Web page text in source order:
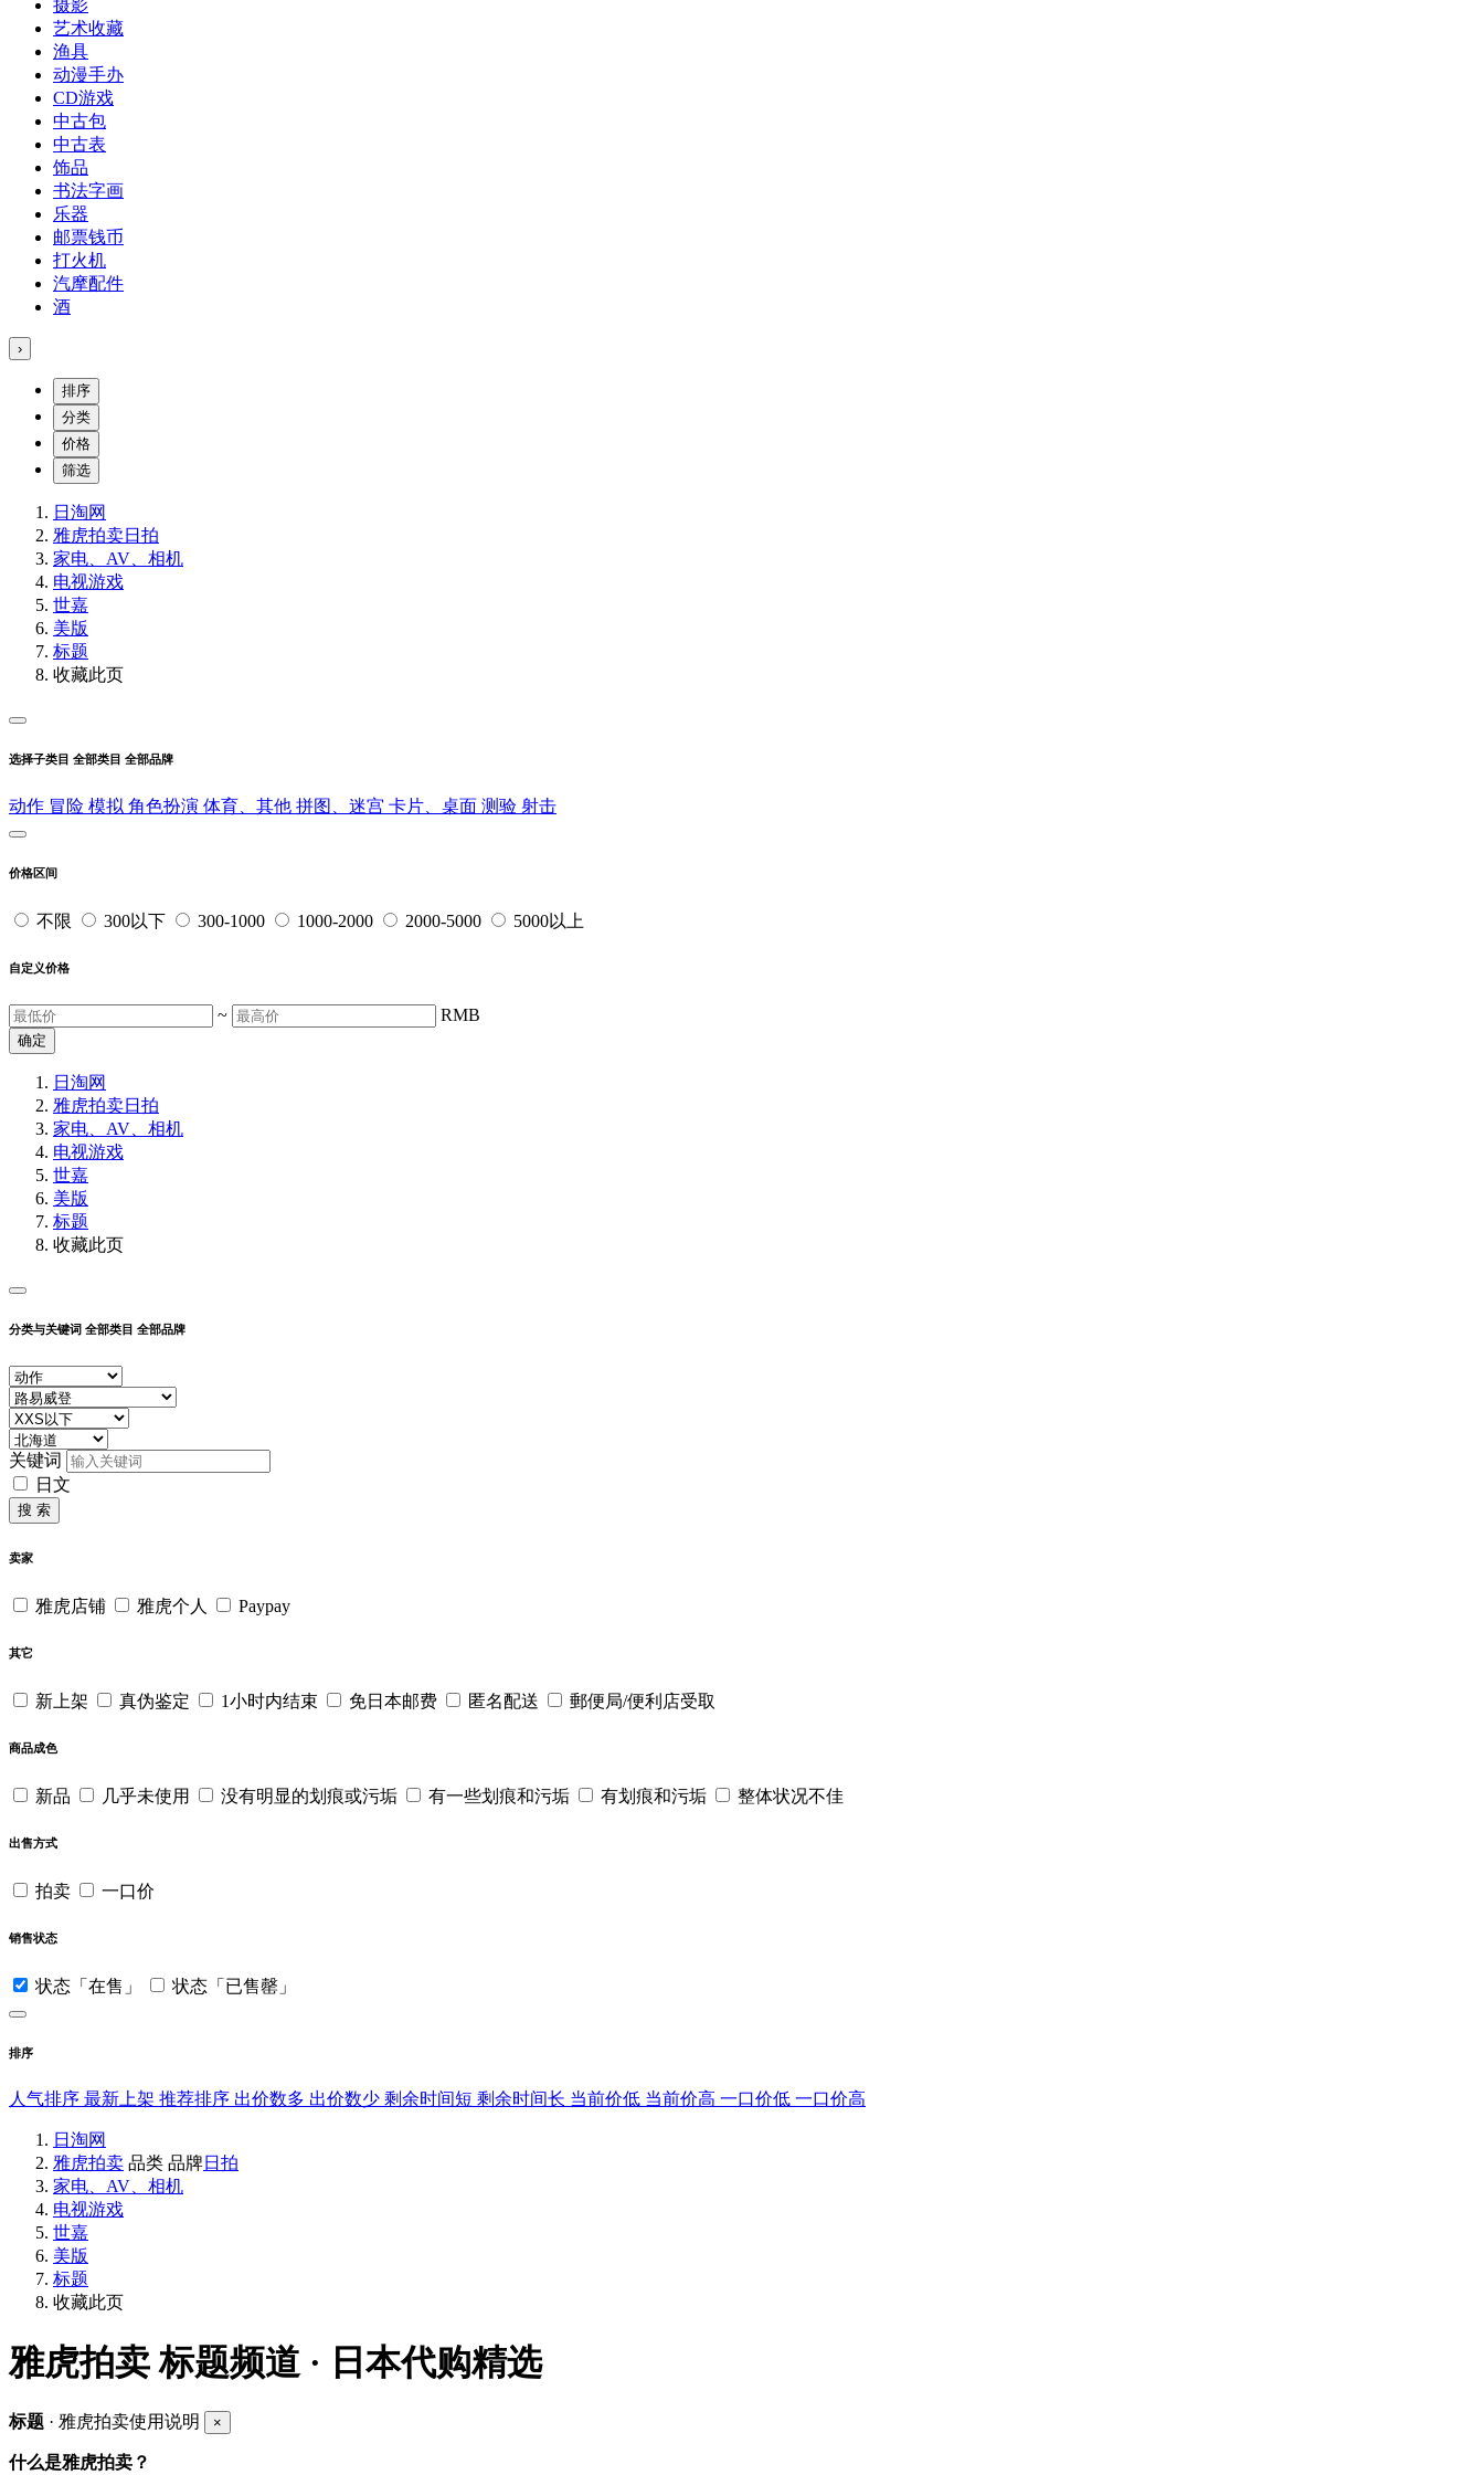
摄影
艺术收藏
渔具
动漫手办
CD游戏
中古包
中古表
饰品
书法字画
乐器
邮票钱币
打火机
汽摩配件
酒
›
排序
分类
价格
筛选
日淘网
雅虎拍卖日拍
家电、AV、相机
电视游戏
世嘉
美版
标题
收藏此页
选择子类目 全部类目 全部品牌
动作 冒险 模拟 角色扮演 体育、其他 拼图、迷宫 卡片、桌面 测验 射击
价格区间
不限 300以下 300-1000 1000-2000 2000-5000 5000以上
自定义价格
~ RMB
确定
日淘网
雅虎拍卖日拍
家电、AV、相机
电视游戏
世嘉
美版
标题
收藏此页
分类与关键词 全部类目 全部品牌
关键词
日文
搜 索
卖家
雅虎店铺 雅虎个人 Paypay
其它
新上架 真伪鉴定 1小时内结束 免日本邮费 匿名配送 郵便局/便利店受取
商品成色
新品 几乎未使用 没有明显的划痕或污垢 有一些划痕和污垢 有划痕和污垢 整体状况不佳
出售方式
拍卖 一口价
销售状态
状态「在售」 状态「已售罄」
排序
人气排序 最新上架 推荐排序 出价数多 出价数少 剩余时间短 剩余时间长 当前价低 当前价高 一口价低 一口价高
日淘网
雅虎拍卖 品类 品牌日拍
家电、AV、相机
电视游戏
世嘉
美版
标题
收藏此页
雅虎拍卖标题频道 · 日本代购精选
标题 · 雅虎拍卖使用说明 ×
什么是雅虎拍卖？